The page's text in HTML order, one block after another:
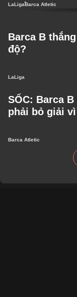
LaLigaBarca Atletic
Barca B
độ?
LaLiga
SỐC: Barca
phải bỏ giải
Barca Atletic